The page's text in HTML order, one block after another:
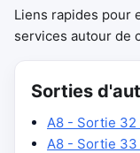
Liens rapides pour
services autour de
Sorties
A8 - Sortie
A8 - Sortie